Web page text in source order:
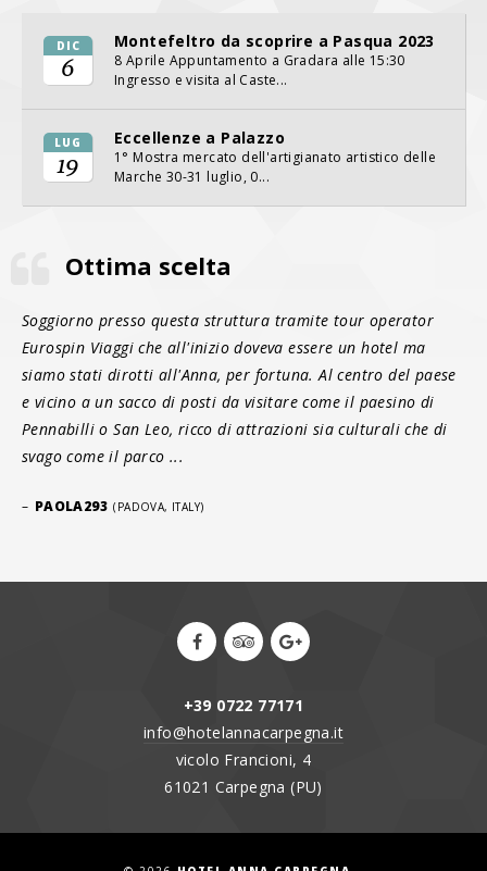
DIC
6
Montefeltro da scoprire a Pasqua 2023
8 Aprile Appuntamento a Gradara alle 15:30
Ingresso e visita al Caste...
LUG
19
Eccellenze a Palazzo
1° Mostra mercato dell'artigianato artistico delle
Marche 30-31 luglio, 0...
Ottima scelta
Soggiorno presso questa struttura tramite tour operator
Eurospin Viaggi che all'inizio doveva essere un hotel ma
siamo stati dirotti all'Anna, per fortuna. Al centro del paese
e vicino a un sacco di posti da visitare come il paesino di
Pennabilli o San Leo, ricco di attrazioni sia culturali che di
svago come il parco ...
– PAOLA293 (PADOVA, ITALY)
+39 0722 77171
info@hotelannacarpegna.it
vicolo Francioni, 4
61021 Carpegna (PU)